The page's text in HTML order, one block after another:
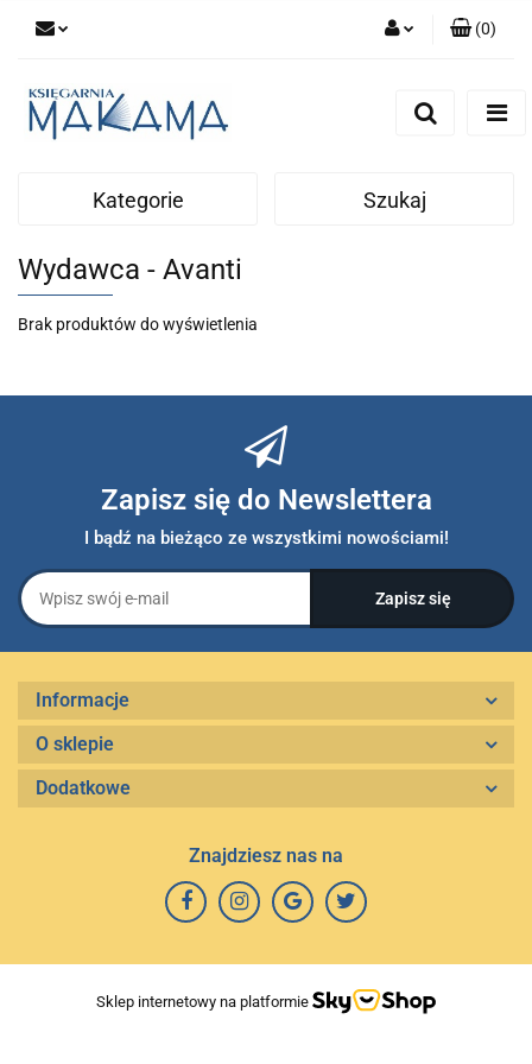
(0)
Kategorie Szukaj
Wydawca - Avanti
Brak produktów do wyświetlenia
Zapisz się do Newslettera
I bądź na bieżąco ze wszystkimi nowościami!
Informacje
O sklepie
Dodatkowe
Znajdziesz nas na
Sklep internetowy na platformie